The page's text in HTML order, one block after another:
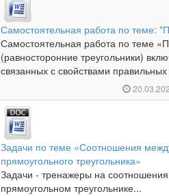
Самостоятельная работа по теме:
Самостоятельная работа по теме
(равносторонние треугольники)
связанных с свойствами правильных
Задачи по теме «Соотношения
прямоугольного треугольника»
Задачи - тренажеры на
прямоугольном треугольнике...